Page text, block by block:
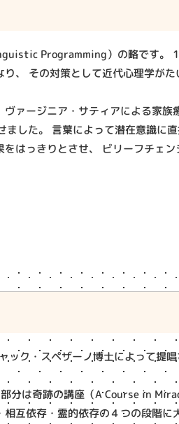
Programming）の略です。
、 その対策として近代心理学が
ァージニア・サティアによる家
した。 言葉によって潜在意識に直
はっきりとさせ、 ビリーフチェン
ック・スペザーノ博士によって提
分は奇跡の講座（A Course in
互依存・霊的依存の４つの段階